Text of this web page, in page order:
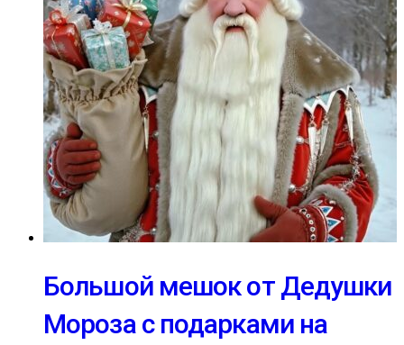
Большой мешок от Дедушки
Мороза с подарками на